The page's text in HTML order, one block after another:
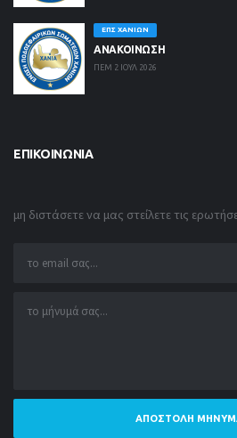
ΕΠΣ ΧΑΝΊΩΝ
ΑΝΑΚΟΙΝΩΣΗ
ΠΕΜ 2 ΙΟΥΛ 2026
ΕΠΙΚΟΙΝΩΝΊΑ
μη διστάσετε να μας στείλετε τις
ΑΠΟΣΤΟΛΉ